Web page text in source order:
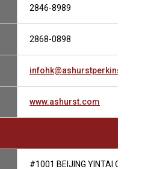
2846-8989
2868-0898
infohk@ashurstperkins.com
www.ashurst.com
#1001 BEIJING YINTAI